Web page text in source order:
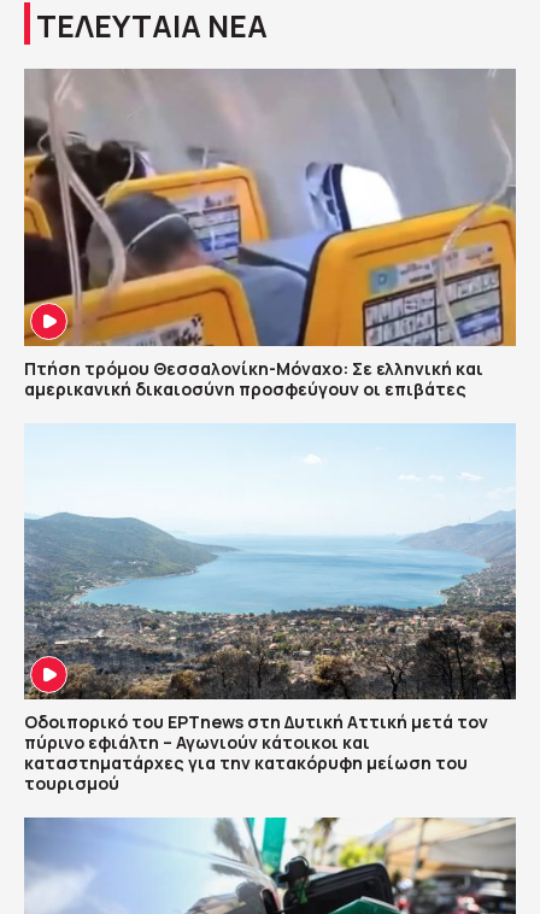
ΤΕΛΕΥΤΑΙΑ ΝΕΑ
Πτήση τρόμου Θεσσαλονίκη-Μόναχο: Σε ελληνική και
αμερικανική δικαιοσύνη προσφεύγουν οι επιβάτες
Οδοιπορικό του ΕΡΤnews στη Δυτική Αττική μετά τον
πύρινο εφιάλτη – Αγωνιούν κάτοικοι και
καταστηματάρχες για την κατακόρυφη μείωση του
τουρισμού